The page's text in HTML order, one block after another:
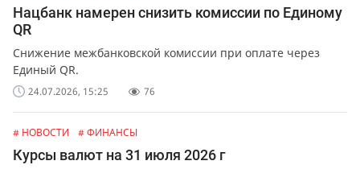
Нацбанк намерен снизить комиссии по Единому
QR
Снижение межбанковской комиссии при оплате через
Единый QR.
24.07.2026, 15:25 76
# НОВОСТИ # ФИНАНСЫ
Курсы валют на 31 июля 2026 г